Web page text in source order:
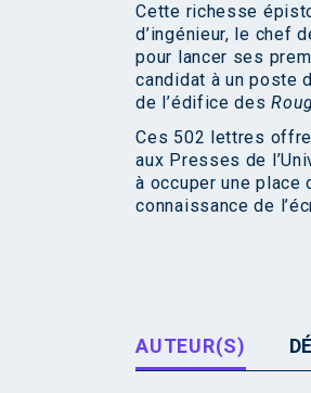
Cette richesse
d’ingénieur, le chef
pour lancer ses
candidat à un poste
de l’édifice des
Ces 502 lettres
aux Presses de
à occuper une place
connaissance de
AUTEUR(S)